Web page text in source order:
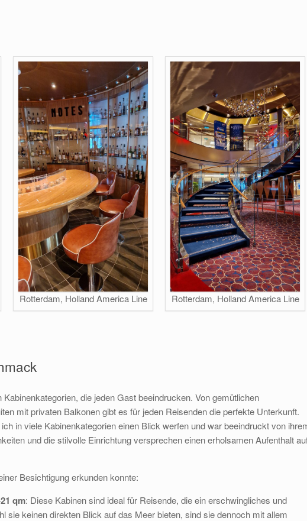
Rotterdam, Holland America Line Rotterdam, Holland America Line
die jeden Gast beeindrucken. Von gemütlichen
mit privaten Balkonen gibt es für jeden Reisenden die perfekte Unterkunft.
in viele Kabinenkategorien einen Blick werfen und war beeindruckt von
und die stilvolle Einrichtung versprechen einen erholsamen Aufenthalt
Besichtigung erkunden konnte:
qm: Diese Kabinen sind ideal für Reisende, die ein erschwingliches und
sie keinen direkten Blick auf das Meer bieten, sind sie dennoch mit allem